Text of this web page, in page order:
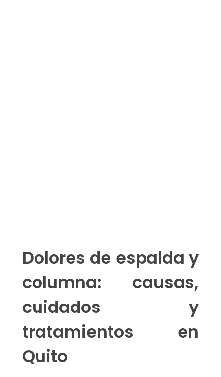
Dolores de espalda y
columna: causas,
cuidados y
tratamientos en
Quito